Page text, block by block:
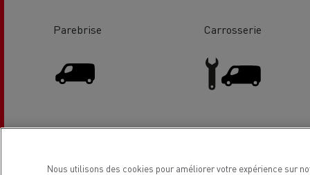
Parebrise Carrosserie
Nous utilisons des cookies pour améliorer votre expérience sur